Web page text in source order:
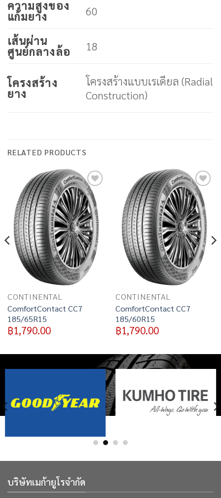
ความสูงของ
แก้มยาง 60
เส้นผ่าน
ศูนย์กลางล้อ 18
โครงสร้าง
ยาง
โครงสร้างแบบเรเดียล (Radial
Construction)
RELATED PRODUCTS
Add to
wishlist
CONTINENTAL
ComfortContact CC7
185/65R15
฿1,790.00
Add to
wishlist
CONTINENTAL
ComfortContact CC7
185/60R15
฿1,790.00
บริษัทเมก้ายูโรจำกัด